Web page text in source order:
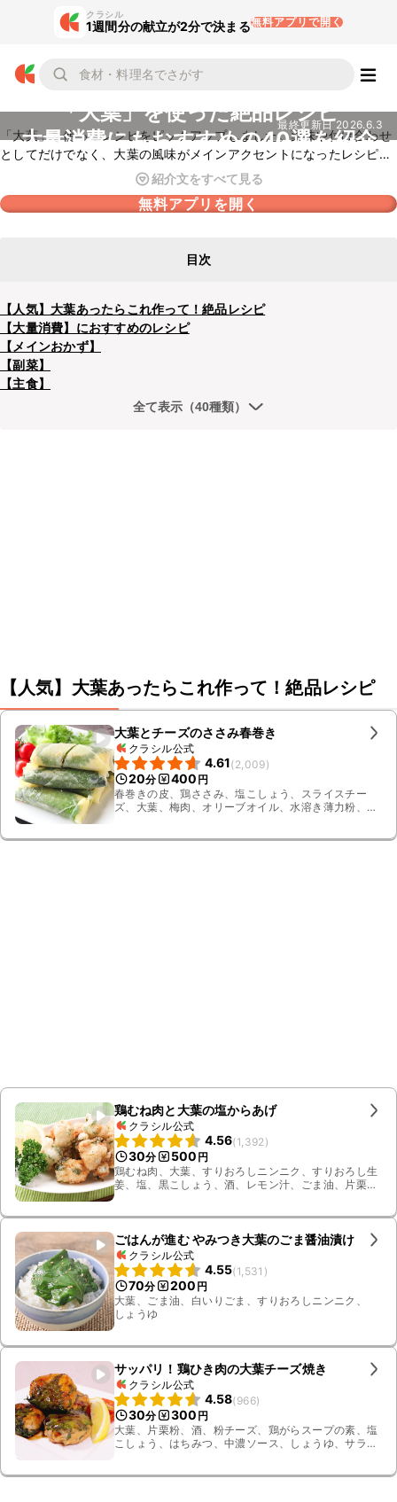
クラシル
1週間分の献立が2分で決まる無料アプリで開く
「大葉」を使った絶品レシピ
大量消費にもおすすめの40選を紹介
最終更新日2026.6.3
「大葉」を使ったレシピをピックアップしました。薬味や付け合わせ
としてだけでなく、大葉の風味がメインアクセントになったレシピが
たくさん。ごはんのおかずとしても、お酒のおつまみとしてもおすす
めですよ。たっぷりと大葉を使った風味豊かなレシピを、ぜひためし
てみてくださいね。
紹介文をすべて見る
無料アプリを開く
目次
【人気】大葉あったらこれ作って！絶品レシピ
【大量消費】におすすめのレシピ
【メインおかず】
【副菜】
【主食】
全て表示（40種類）
【人気】大葉あったらこれ作って！絶品レシピ
大葉とチーズのささみ春巻き
クラシル公式
4.61(2,009)
20分 400 円
春巻きの皮、鶏ささみ、塩こしょう、スライスチー
ズ、大葉、梅肉、オリーブオイル、水溶き薄力粉、料
鶏むね肉と大葉の塩からあげ
クラシル公式
4.56(1,392 )
30分 500 円
鶏むね肉、大葉、すりおろしニンニク、すりおろし生
姜、塩、黒こしょう、酒、レモン汁、ごま油、片栗
ごはんが進む やみつき大葉のごま醤油漬け
クラシル公式
4.55(1,531 )
70分 200 円
大葉、ごま油、白いりごま、すりおろしニンニク、
しょうゆ
サッパリ！鶏ひき肉の大葉チーズ焼き
クラシル公式
4.58(966)
30分 300 円
大葉、片栗粉、酒、粉チーズ、鶏がらスープの素、塩
こしょう、はちみつ、中濃ソース、しょうゆ、サラダ